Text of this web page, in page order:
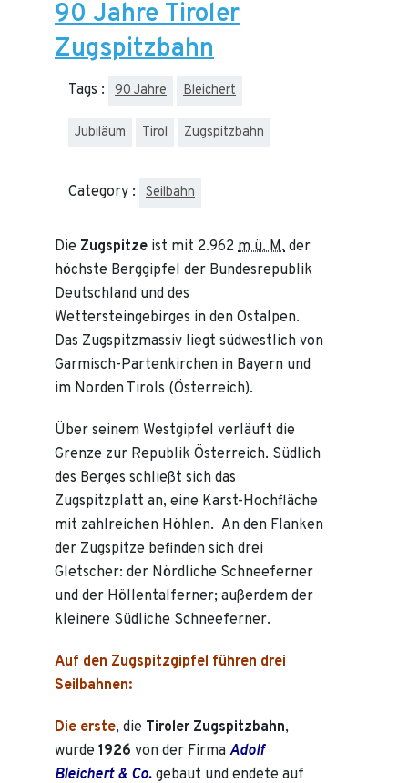
90 Jahre Tiroler
Zugspitzbahn
Tags : 90 Jahre Bleichert
Jubiläum Tirol Zugspitzbahn
Category : Seilbahn
Die Zugspitze ist mit 2.962 m ü. M. der
höchste Berggipfel der Bundesrepublik
Deutschland und des
Wettersteingebirges in den Ostalpen.
Das Zugspitzmassiv liegt südwestlich von
Garmisch-Partenkirchen in Bayern und
im Norden Tirols (Österreich).
Über seinem Westgipfel verläuft die
Grenze zur Republik Österreich. Südlich
des Berges schließt sich das
Zugspitzplatt an, eine Karst-Hochfläche
mit zahlreichen Höhlen. An den Flanken
der Zugspitze befinden sich drei
Gletscher: der Nördliche Schneeferner
und der Höllentalferner; außerdem der
kleinere Südliche Schneeferner.
Auf den Zugspitzgipfel führen drei
Seilbahnen:
Die erste, die Tiroler Zugspitzbahn,
wurde 1926 von der Firma Adolf
Bleichert & Co. gebaut und endete auf